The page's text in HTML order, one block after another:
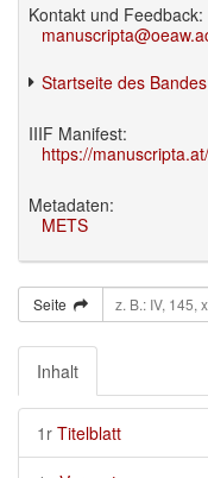
Kontakt und Feedback:
Startseite des Bandes
IIIF Manifest:
https://
Metadaten:
METS
Seite
Inhalt
1r Titelblatt